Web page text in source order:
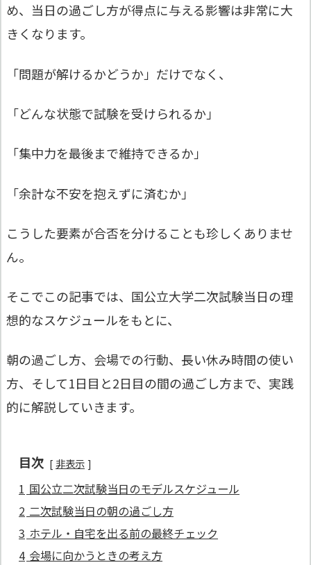
め、当日の過ごし方が得点に与える影響は非常に大
きくなります。
「問題が解けるかどうか」だけでなく、
「どんな状態で試験を受けられるか」
「集中力を最後まで維持できるか」
「余計な不安を抱えずに済むか」
こうした要素が合否を分けることも珍しくありませ
ん。
そこでこの記事では、国公立大学二次試験当日の理
想的なスケジュールをもとに、
朝の過ごし方、会場での行動、長い休み時間の使い
方、そして1日目と2日目の間の過ごし方まで、実践
的に解説していきます。
目次 非表示
1 国公立二次試験当日のモデルスケジュール
2 二次試験当日の朝の過ごし方
3 ホテル・自宅を出る前の最終チェック
4 会場に向かうときの考え方